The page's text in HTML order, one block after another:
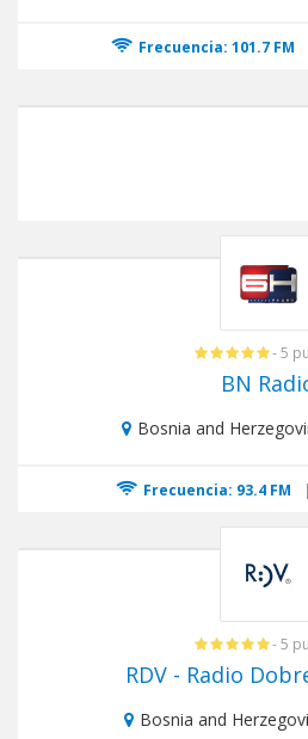
Frecuencia: 101.7 FM
- 5
BN
Bosnia and
Frecuencia: 93.4 FM |
- 5
RDV - Radio
Bosnia and